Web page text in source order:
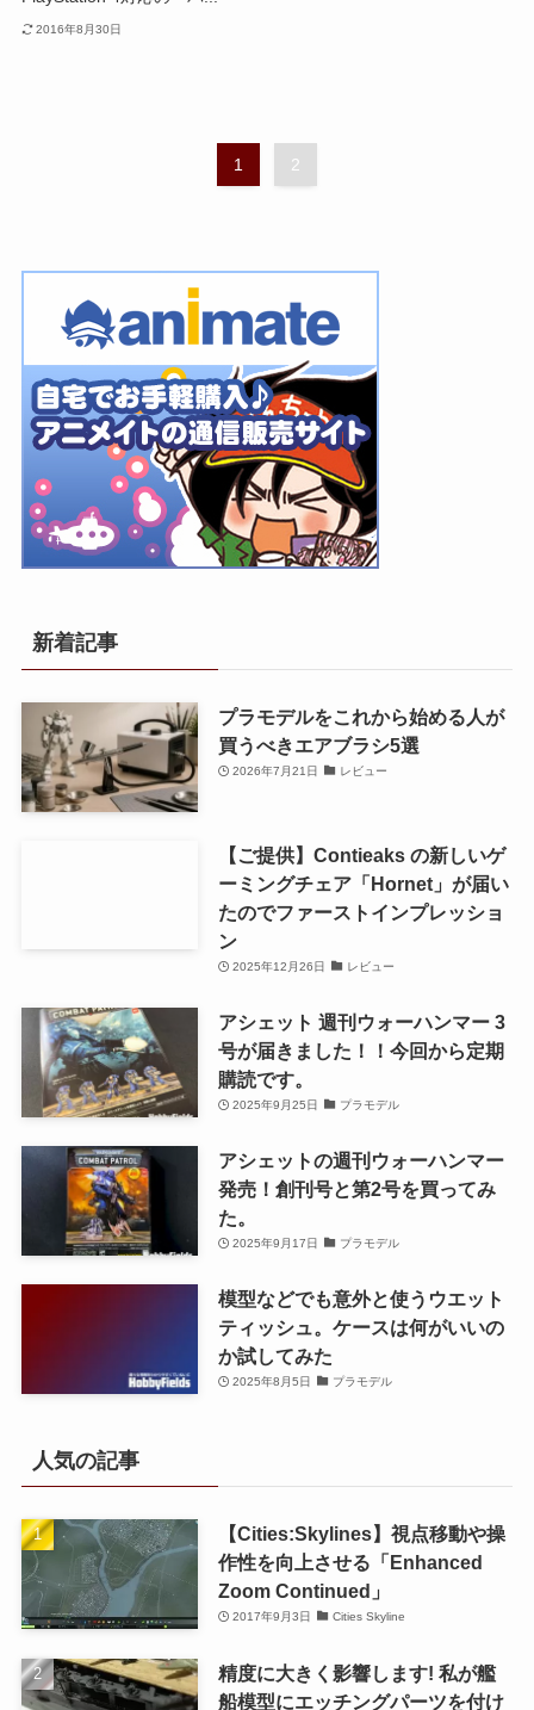
2016年8月30日
1 2
新着記事
プラモデルをこれから始める人が
買うべきエアブラシ5選
2026年7月21日 レビュー
【ご提供】Contieaks の新しいゲ
ーミングチェア「Hornet」が届い
たのでファーストインプレッショ
ン
2025年12月26日 レビュー
アシェット 週刊ウォーハンマー 3
号が届きました！！今回から定期
購読です。
2025年9月25日 プラモデル
アシェットの週刊ウォーハンマー
発売！創刊号と第2号を買ってみ
た。
2025年9月17日 プラモデル
模型などでも意外と使うウエット
ティッシュ。ケースは何がいいの
か試してみた
2025年8月5日 プラモデル
人気の記事
【Cities:Skylines】視点移動や操
作性を向上させる「Enhanced
Zoom Continued」
2017年9月3日 Cities Skyline
精度に大きく影響します! 私が艦
船模型にエッチングパーツを付け